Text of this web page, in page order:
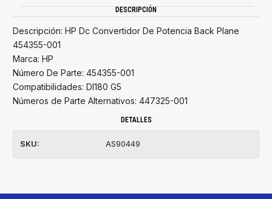
DESCRIPCIÓN
Descripción: HP Dc Convertidor De Potencia Back Plane
454355-001
Marca: HP
Número De Parte: 454355-001
Compatibilidades: Dl180 G5
Números de Parte Alternativos: 447325-001
DETALLES
SKU: AS90449